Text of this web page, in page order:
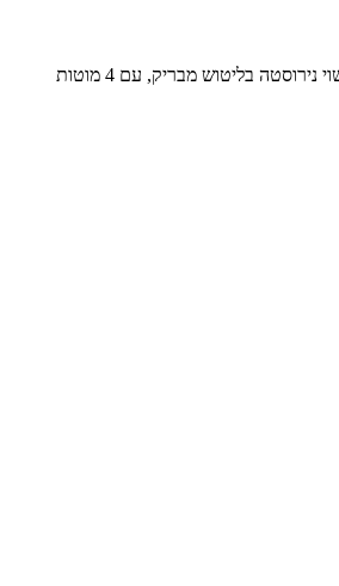
מחזיק מפיות, נאה ויעיל עשוי נירוסטה בליטוש מבריק, עם 4 מוטות